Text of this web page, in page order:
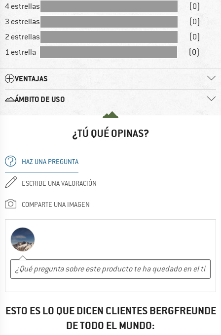
4 estrellas
(0)
3 estrellas
(0)
2 estrellas
(0)
1 estrella
(0)
VENTAJAS
ÁMBITO DE USO
¿TÚ QUÉ OPINAS?
HAZ UNA PREGUNTA
ESCRIBE UNA VALORACIÓN
COMPARTE UNA IMAGEN
ESTO ES LO QUE DICEN CLIENTES BERGFREUNDE
DE TODO EL MUNDO: